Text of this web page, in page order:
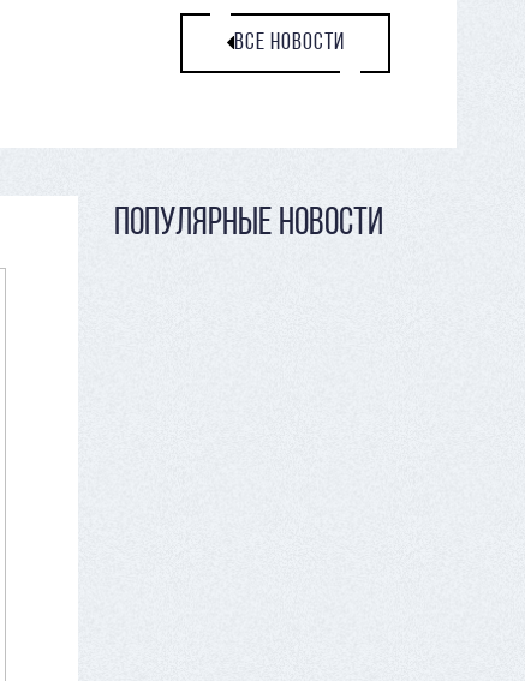
ВСЕ НОВОСТИ
ПОПУЛЯРНЫЕ НОВОСТИ